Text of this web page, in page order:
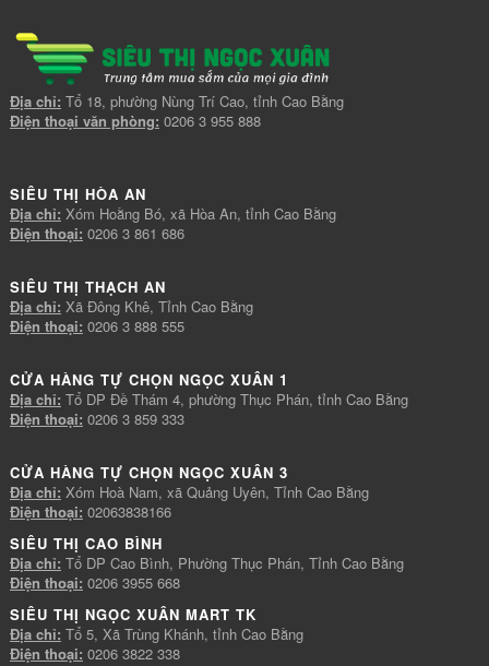
Địa chỉ: Tổ 18, phường Nùng Trí Cao, tỉnh Cao Bằng
Điện thoại văn phòng: 0206 3 955 888
SIÊU THỊ HÒA AN
Địa chỉ: Xóm Hoằng Bó, xã Hòa An, tỉnh Cao Bằng
Điện thoại: 0206 3 861 686
SIÊU THỊ THẠCH AN
Địa chỉ: Xã Đông Khê, Tỉnh Cao Bằng
Điện thoại: 0206 3 888 555
CỬA HÀNG TỰ CHỌN NGỌC XUÂN 1
Địa chỉ: Tổ DP Đề Thám 4, phường Thục Phán, tỉnh Cao Bằng
Điện thoại: 0206 3 859 333
CỬA HÀNG TỰ CHỌN NGỌC XUÂN 3
Địa chỉ: Xóm Hoà Nam, xã Quảng Uyên, Tỉnh Cao Bằng
Điện thoại: 02063838166
SIÊU THỊ CAO BÌNH
Địa chỉ: Tổ DP Cao Bình, Phường Thục Phán, Tỉnh Cao Bằng
Điện thoại: 0206 3955 668
SIÊU THỊ NGỌC XUÂN MART TK
Địa chỉ: Tổ 5, Xã Trùng Khánh, tỉnh Cao Bằng
Điện thoại: 0206 3822 338